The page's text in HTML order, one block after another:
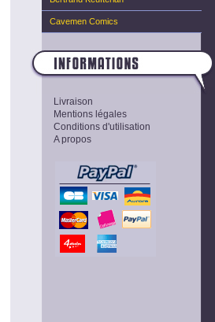
Cavemen Comics
Livraison
Mentions légales
Conditions d'utilisation
A propos